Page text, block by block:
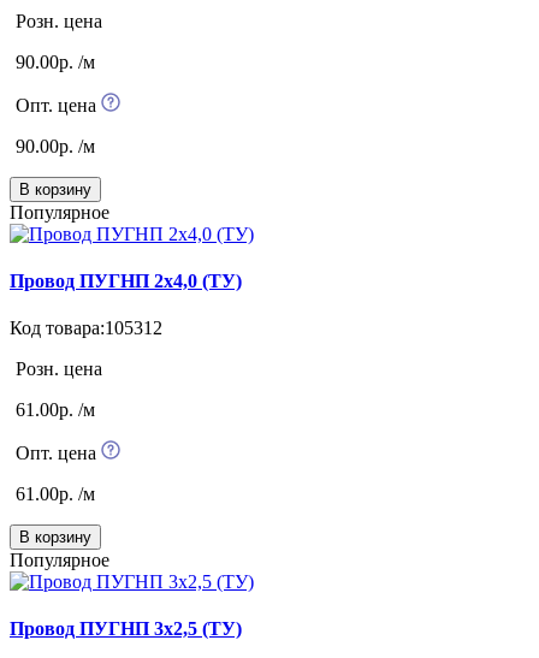
Розн. цена
90.00р. /м
Опт. цена
90.00р. /м
В корзину
Популярное
Провод ПУГНП 2х4,0 (ТУ)
Код товара:105312
Розн. цена
61.00р. /м
Опт. цена
61.00р. /м
В корзину
Популярное
Провод ПУГНП 3х2,5 (ТУ)